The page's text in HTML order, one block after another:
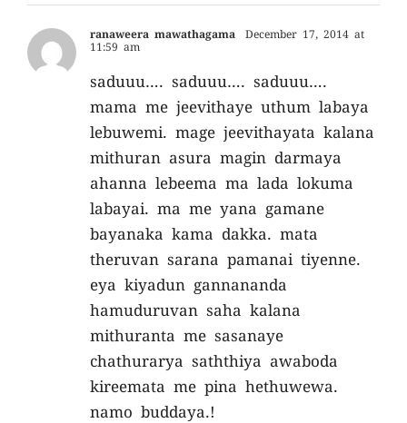
ranaweera mawathagama
December 17, 2014 at
11:59 am
saduuu…. saduuu…. saduuu….
mama me jeevithaye uthum labaya
lebuwemi. mage jeevithayata kalana
mithuran asura magin darmaya
ahanna lebeema ma lada lokuma
labayai. ma me yana gamane
bayanaka kama dakka. mata
theruvan sarana pamanai tiyenne.
eya kiyadun gannananda
hamuduruvan saha kalana
mithuranta me sasanaye
chathurarya saththiya awaboda
kireemata me pina hethuwewa.
namo buddaya.!